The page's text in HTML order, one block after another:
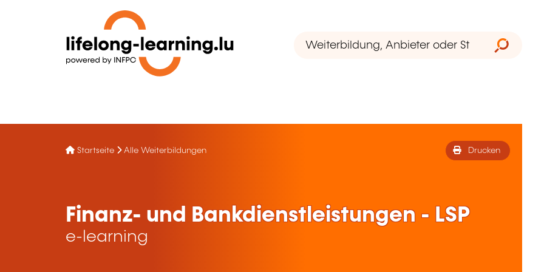
Startseite Alle Weiterbildungen Drucken
Finanz- und Bankdienstleistungen - LSP
e-learning